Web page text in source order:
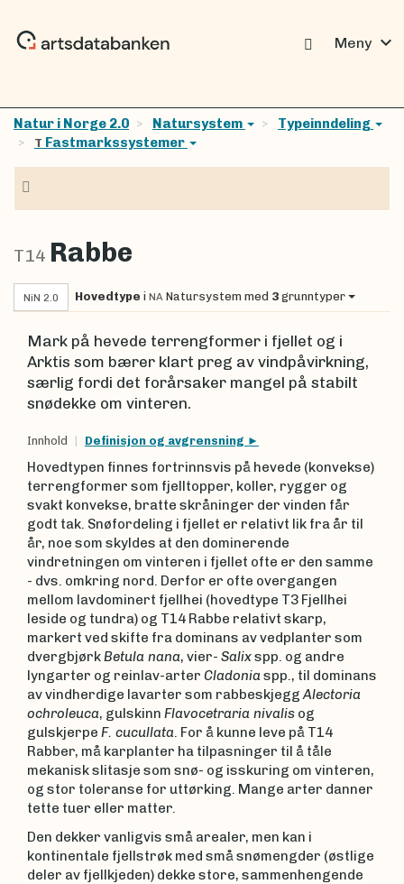
Meny expand_more
Natur i Norge 2.0 Natursystem Typeinndeling
T Fastmarkssystemer
T14 Rabbe
NiN 2.0 Hovedtype i NA Natursystem med 3 grunntyper
Mark på hevede terrengformer i fjellet og i
Arktis som bærer klart preg av vindpåvirkning,
særlig fordi det forårsaker mangel på stabilt
snødekke om vinteren.
Innhold Definisjon og avgrensning
Hovedtypen finnes fortrinnsvis på hevede (konvekse)
terrengformer som fjelltopper, koller, rygger og
svakt konvekse, bratte skråninger der vinden får
godt tak. Snøfordeling i fjellet er relativt lik fra år til
år, noe som skyldes at den dominerende
vindretningen om vinteren i fjellet ofte er den samme
- dvs. omkring nord. Derfor er ofte overgangen
mellom lavdominert fjellhei (hovedtype T3 Fjellhei
leside og tundra) og T14 Rabbe relativt skarp,
markert ved skifte fra dominans av vedplanter som
dvergbjørkBetula nana, vier- Salixspp. og andre
lyngarter og reinlav-arter Cladoniaspp., til dominans
av vindherdige lavarter som rabbeskjeggAlectoria
ochroleuca, gulskinn Flavocetraria nivalis og
gulskjerpe F. cucullata. For å kunne leve på T14
Rabber, må karplanter ha tilpasninger til å tåle
mekanisk slitasje som snø- og isskuring om vinteren,
og stor toleranse for uttørking. Mange arter danner
tette tuer eller matter.
Den dekker vanligvis små arealer, men kan i
kontinentale fjellstrøk med små snømengder (østlige
deler av fjellkjeden) dekke store, sammenhengende